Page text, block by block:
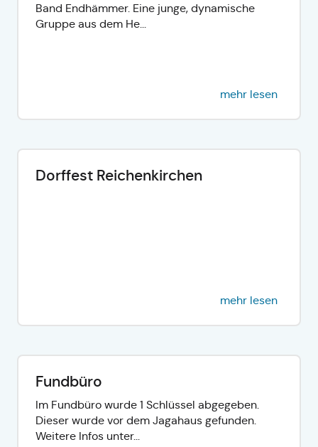
Band Endhämmer. Eine junge, dynamische
Gruppe aus dem He...
mehr lesen
Dorffest Reichenkirchen
mehr lesen
Fundbüro
Im Fundbüro wurde 1 Schlüssel abgegeben.
Dieser wurde vor dem Jagahaus gefunden.
Weitere Infos unter...